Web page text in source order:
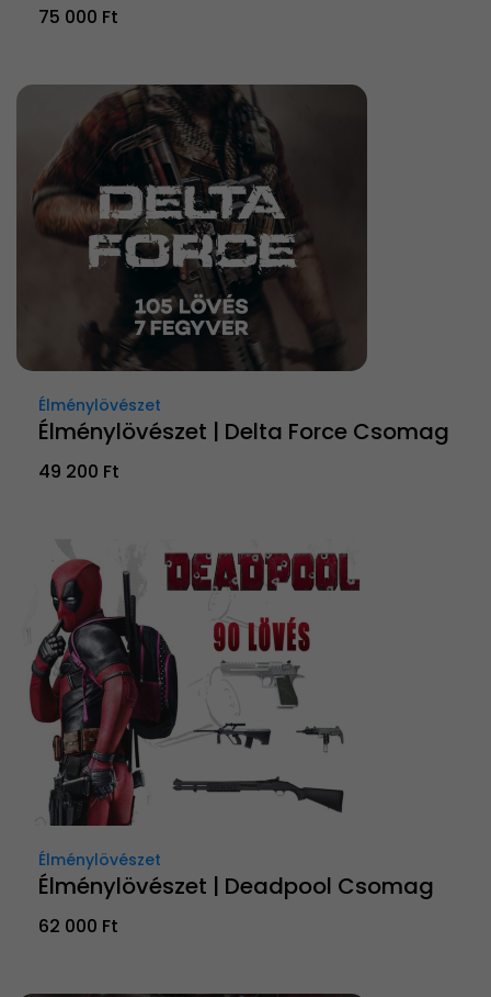
75 000 Ft
Élménylövészet
Élménylövészet | Delta Force Csomag
49 200 Ft
Élménylövészet
Élménylövészet | Deadpool Csomag
62 000 Ft